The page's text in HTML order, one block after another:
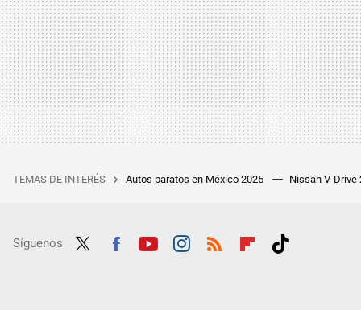
TEMAS DE INTERÉS Autos baratos en México 2025 Nissan V-Drive
Síguenos